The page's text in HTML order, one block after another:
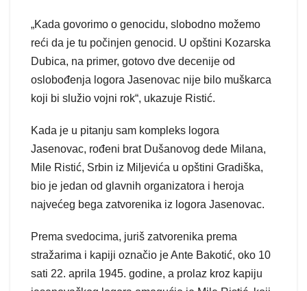
„Kada govorimo o genocidu, slobodno možemo
reći da je tu počinjen genocid. U opštini Kozarska
Dubica, na primer, gotovo dve decenije od
oslobođenja logora Jasenovac nije bilo muškarca
koji bi služio vojni rok“, ukazuje Ristić.
Kada je u pitanju sam kompleks logora
Jasenovac, rođeni brat Dušanovog dede Milana,
Mile Ristić, Srbin iz Miljevića u opštini Gradiška,
bio je jedan od glavnih organizatora i heroja
najvećeg bega zatvorenika iz logora Jasenovac.
Prema svedocima, juriš zatvorenika prema
stražarima i kapiji označio je Ante Bakotić, oko 10
sati 22. aprila 1945. godine, a prolaz kroz kapiju